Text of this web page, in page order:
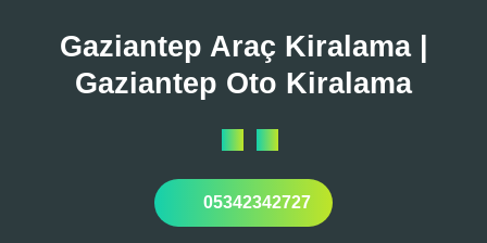
Gaziantep Araç Kiralama |
Gaziantep Oto Kiralama
Open
Button
05342342727